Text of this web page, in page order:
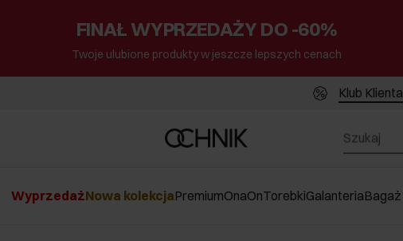
FINAŁ WYPRZEDAŻY DO -60%
Twoje ulubione produkty w jeszcze lepszych cenach
Klub Klienta
WyprzedażNowa kolekcjaPremiumOnaOnTorebkiGalanteriaBagaż